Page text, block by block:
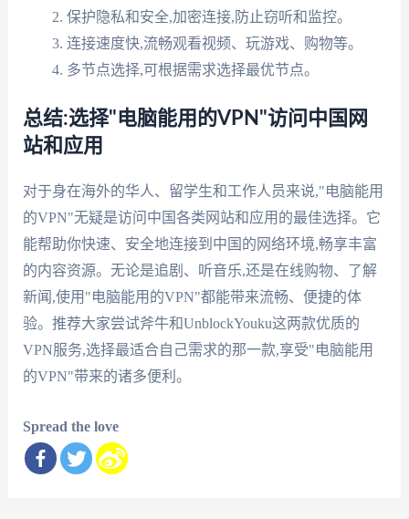
保护隐私和安全,加密连接,防止窃听和监控。
连接速度快,流畅观看视频、玩游戏、购物等。
多节点选择,可根据需求选择最优节点。
总结:选择"电脑能用的VPN"访问中国网
站和应用
对于身在海外的华人、留学生和工作人员来说,"电脑能用
的VPN"无疑是访问中国各类网站和应用的最佳选择。它
能帮助你快速、安全地连接到中国的网络环境,畅享丰富
的内容资源。无论是追剧、听音乐,还是在线购物、了解
新闻,使用"电脑能用的VPN"都能带来流畅、便捷的体
验。推荐大家尝试斧牛和UnblockYouku这两款优质的
VPN服务,选择最适合自己需求的那一款,享受"电脑能用
的VPN"带来的诸多便利。
Spread the love